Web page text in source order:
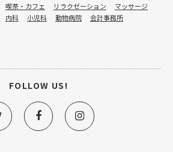
喫茶・カフェ リラクゼーション
マッサージ
内科 小児科 動物病院
会計事務所
FOLLOW US!